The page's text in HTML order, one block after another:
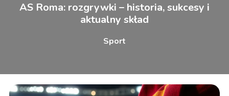
AS Roma: rozgrywki – historia, sukcesy i
aktualny skład
Sport